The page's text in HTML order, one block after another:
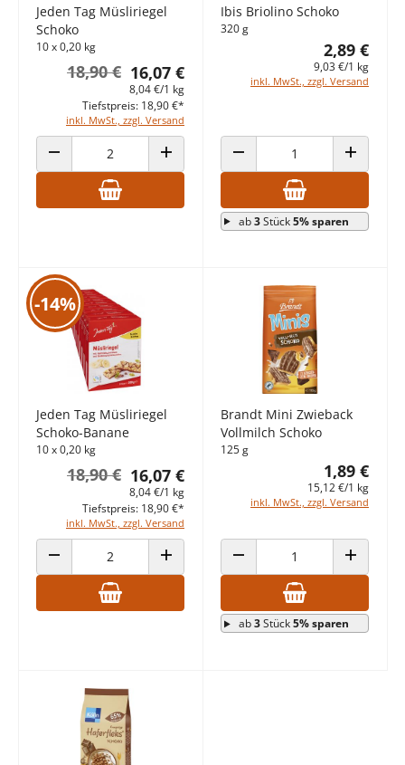
Jeden Tag Müsliriegel
Schoko
10 x 0,20 kg
16,07 €
18,90 €
8,04 €/1 kg
inkl. MwSt., zzgl. Versand
Tiefstpreis: 18,90 €*
ANZAHL VERRINGERN ANZAHL ERHÖHEN
Ibis Briolino Schoko
320 g
2,89 €
9,03 €/1 kg
inkl. MwSt., zzgl. Versand
ANZAHL VERRINGERN ANZAHL
ab3Stück5% sparen
-14%
Jeden Tag Müsliriegel
Schoko-Banane
10 x 0,20 kg
16,07 €
18,90 €
8,04 €/1 kg
inkl. MwSt., zzgl. Versand
Tiefstpreis: 18,90 €*
ANZAHL VERRINGERN ANZAHL ERHÖHEN
Brandt Mini Zwieback
Vollmilch Schoko
125 g
1,89 €
15,12 €/1 kg
inkl. MwSt., zzgl. Versand
ANZAHL VERRINGERN ANZAHL
ab3Stück5% sparen